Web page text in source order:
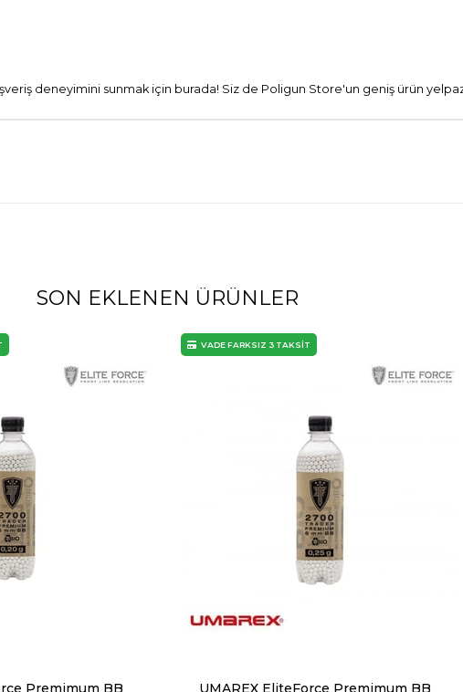
deneyimini sunmak için burada! Siz de Poligun Store'un geniş ürün
SON EKLENEN ÜRÜNLER
Premimum BB UMAREX EliteForce Premimum BB
VADE FARKSIZ 3 TAKSİT